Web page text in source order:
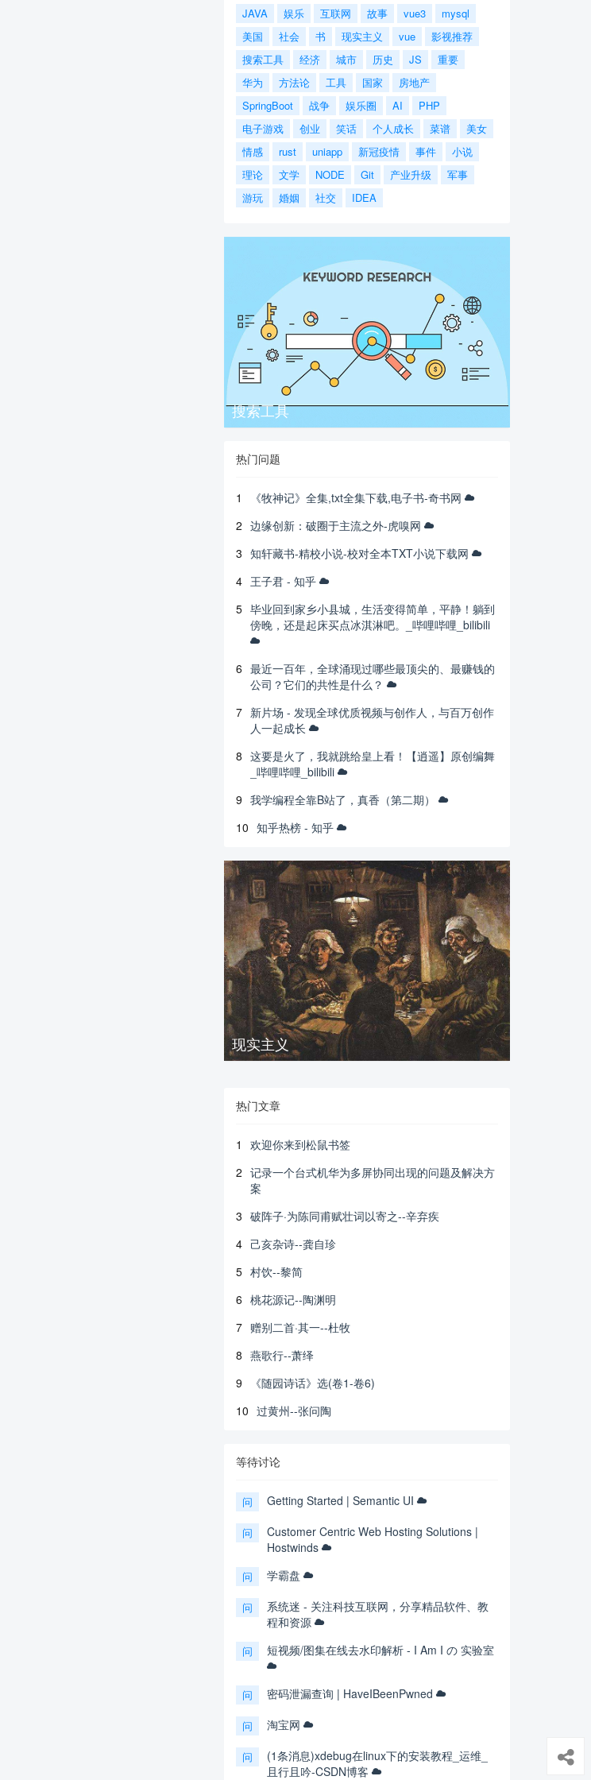
JAVA 娱乐 互联网 故事 vue3
mysql
美国
社会 书 现实主义 vue
影视推荐
搜索工具
经济 城市 历史 JS
重要
华为
方法论 工具 国家
房地产
SpringBoot
战争 娱乐圈 AI
PHP
电子游戏
创业 笑话 个人成长 菜谱
美女
情感
rust uniapp 新冠疫情 事件
小说
理论
文学 NODE Git 产业升级
军事
游玩
婚姻 社交 IDEA
搜索工具
热门问题
1
《牧神记》全集,txt全集下载,电子书-奇书网
2 边缘创新：破圈于主流之外-虎嗅网
3 知轩藏书-精校小说-校对全本TXT小说下载网
4 王子君 - 知乎
5 毕业回到家乡小县城，生活变得简单，平静！躺到
傍晚，还是起床买点冰淇淋吧。_哔哩哔哩_bilibili
6 最近一百年，全球涌现过哪些最顶尖的、最赚钱的
公司？它们的共性是什么？
7 新片场 - 发现全球优质视频与创作人，与百万创作
人一起成长
8 这要是火了，我就跳给皇上看！【逍遥】原创编舞
_哔哩哔哩_bilibili
9 我学编程全靠B站了，真香（第二期）
10 知乎热榜 - 知乎
现实主义
热门文章
1
欢迎你来到松鼠书签
2 记录一个台式机华为多屏协同出现的问题及解决方
案
3 破阵子·为陈同甫赋壮词以寄之--辛弃疾
4 己亥杂诗--龚自珍
5 村饮--黎简
6 桃花源记--陶渊明
7 赠别二首·其一--杜牧
8 燕歌行--萧绎
9
《随园诗话》选(卷1-卷6)
10 过黄州--张问陶
等待讨论
问 Getting Started | Semantic UI
问
Customer Centric Web Hosting Solutions |
Hostwinds
问 学霸盘
问
系统迷 - 关注科技互联网，分享精品软件、教
程和资源
问 短视频/图集在线去水印解析 - I Am I の 实验室
问 密码泄漏查询 | HaveIBeenPwned
问 淘宝网
问
(1条消息)xdebug在linux下的安装教程_运维_
且行且吟-CSDN博客